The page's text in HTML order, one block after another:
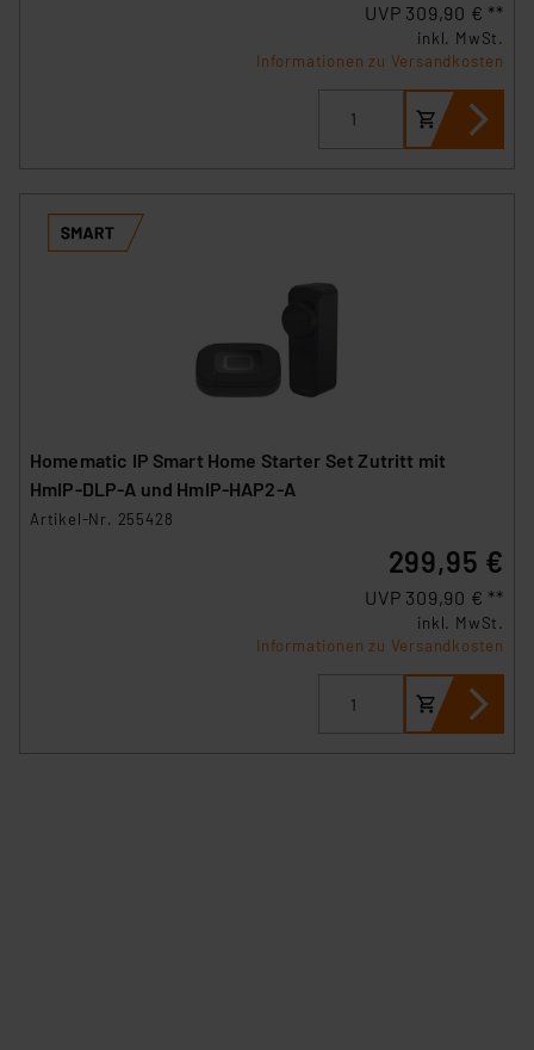
UVP 309,90 € **
inkl. MwSt.
Informationen zu Versandkosten
Homematic IP Smart Home Starter Set Zutritt mit
HmIP‑DLP-A und HmIP-HAP2-A
Artikel-Nr. 255428
299,95 €
UVP 309,90 € **
inkl. MwSt.
Informationen zu Versandkosten